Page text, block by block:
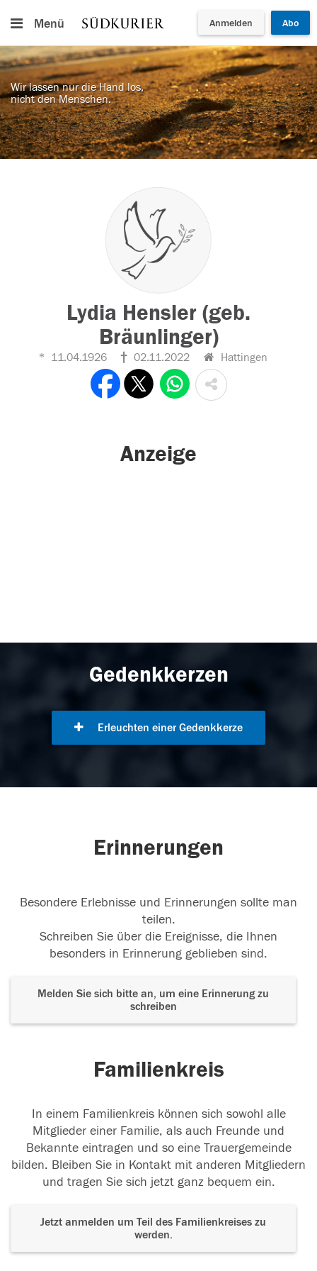
Menü Anmelden Abo
Wir lassen nur die Hand los,
nicht den Menschen.
Lydia Hensler (geb.
Bräunlinger)
11.04.1926 02.11.2022 Hattingen
Anzeige
Gedenkkerzen
Erleuchten einer Gedenkkerze
Erinnerungen
Besondere Erlebnisse und Erinnerungen sollte man
teilen.
Schreiben Sie über die Ereignisse, die Ihnen
besonders in Erinnerung geblieben sind.
Melden Sie sich bitte an, um eine Erinnerung zu
schreiben
Familienkreis
In einem Familienkreis können sich sowohl alle
Mitglieder einer Familie, als auch Freunde und
Bekannte eintragen und so eine Trauergemeinde
bilden. Bleiben Sie in Kontakt mit anderen Mitgliedern
und tragen Sie sich jetzt ganz bequem ein.
Jetzt anmelden um Teil des Familienkreises zu
werden.